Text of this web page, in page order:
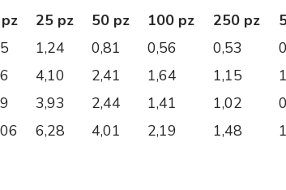
25 pz 50 pz 100 pz 250 pz
1,24 0,81 0,56 0,53
4,10 2,41 1,64 1,15
3,93 2,44 1,41 1,02
6,28 4,01 2,19 1,48